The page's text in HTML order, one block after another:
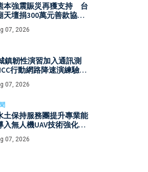
本強震賑災再獲支持 台
天壇捐300萬元善款協助
07, 2026
鎮韌性演習加入通訊測
行動網路降速演練驗證
訊防護能力
07, 2026
土保持服務團提升專業能
無人機UAV技術強化水
與國土保育
07, 2026